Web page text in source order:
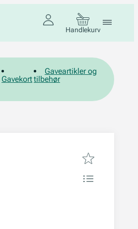
Handlekurv
Gavekort
Gaveartikler og
tilbehør